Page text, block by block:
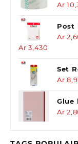
pour
Ar
Post
ligne
Ar
Ar 3,430
prix :
Ar 2,600
Ar 3,430
Set
30
Ar
Glue
A5
Ar